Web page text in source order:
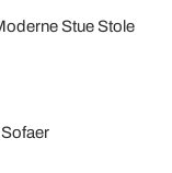
Stue Stole